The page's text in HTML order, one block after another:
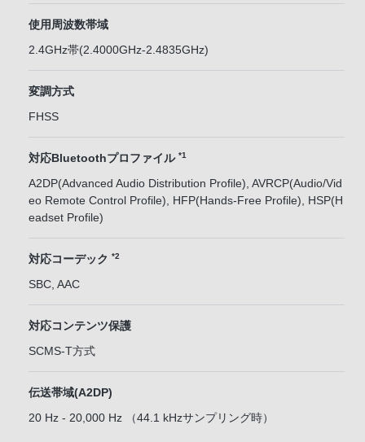
使用周波数帯域
2.4GHz帯(2.4000GHz-2.4835GHz)
変調方式
FHSS
対応Bluetoothプロファイル *1
A2DP(Advanced Audio Distribution Profile), AVRCP(Audio/Vid
eo Remote Control Profile), HFP(Hands-Free Profile), HSP(H
eadset Profile)
対応コーデック *2
SBC, AAC
対応コンテンツ保護
SCMS-T方式
伝送帯域(A2DP)
20 Hz - 20,000 Hz （44.1 kHzサンプリング時）